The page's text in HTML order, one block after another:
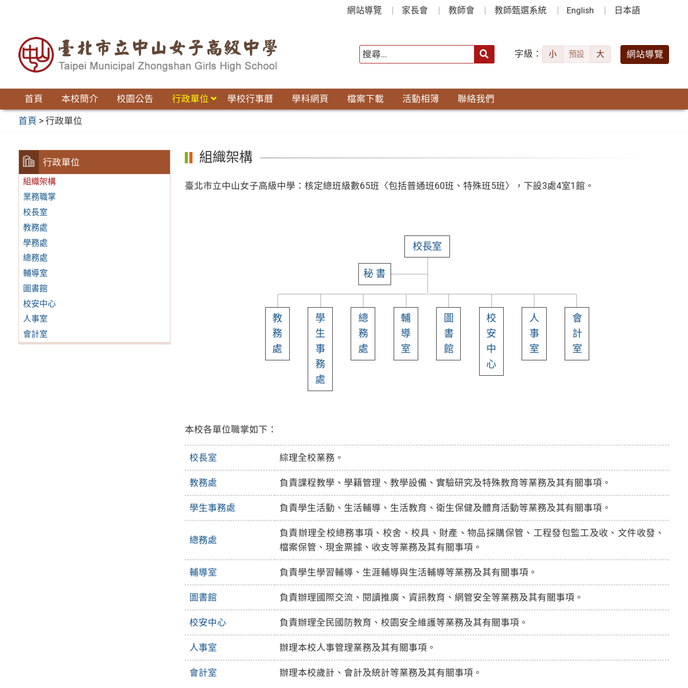
網站導覽 家長會 教師會 教師甄選系統 English 日本語
字級： 小 預設 大 網站導覽
首頁 本校簡介 校園公告 行政單位 學校行事曆 學科網頁 檔案下載 活動相簿 聯絡我們
首頁 >行政單位
行政單位
組織架構
業務職掌
校長室
教務處
學務處
總務處
輔導室
圖書館
校安中心
人事室
會計室
組織架構
臺北市立中山女子高級中學：核定總班級數65班〈包括普通班60班、特殊班5班〉，下設3處4室1館。
校長室
秘 書
教
務
處
學
生
事
務
處
總
務
處
輔
導
室
圖
書
館
校
安
中
心
人
事
室
會
計
室
本校各單位職掌如下：
校長室 綜理全校業務。
教務處 負責課程教學、學籍管理、教學設備、實驗研究及特殊教育等業務及其有關事項。
學生事務處 負責學生活動、生活輔導、生活教育、衛生保健及體育活動等業務及其有關事項。
總務處
負責辦理全校總務事項、校舍、校具、財產、物品採購保管、工程發包監工及收、文件收發、
檔案保管、現金票據、收支等業務及其有關事項。
輔導室 負責學生學習輔導、生涯輔導與生活輔導等業務及其有關事項。
圖書館 負責辦理國際交流、閱讀推廣、資訊教育、網管安全等業務及其有關事項。
校安中心 負責辦理全民國防教育、校園安全維護等業務及其有關事項。
人事室 辦理本校人事管理業務及其有關事項。
會計室 辦理本校歲計、會計及統計等業務及其有關事項。